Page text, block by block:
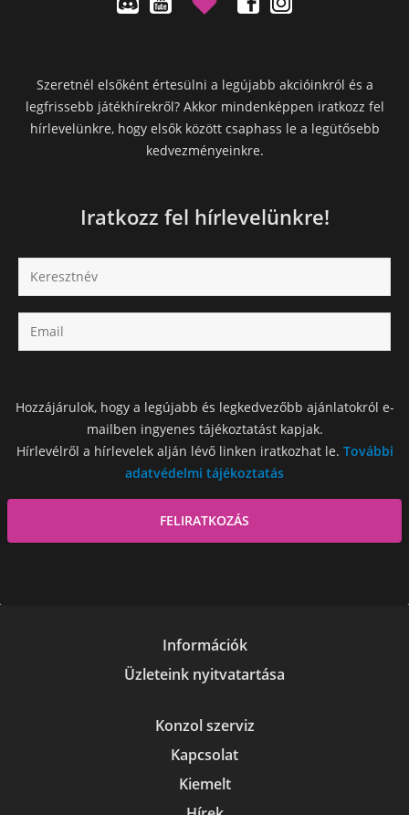
Szeretnél elsőként értesülni a legújabb akcióinkról és a
legfrissebb játékhírekről? Akkor mindenképpen iratkozz fel
hírlevelünkre, hogy elsők között csaphass le a legütősebb
kedvezményeinkre.
Iratkozz fel hírlevelünkre!
Hozzájárulok, hogy a legújabb és legkedvezőbb ajánlatokról e-
mailben ingyenes tájékoztatást kapjak.
Hírlevélről a hírlevelek alján lévő linken iratkozhat le. További
adatvédelmi tájékoztatás
Információk
Üzleteink nyitvatartása
Konzol szerviz
Kapcsolat
Kiemelt